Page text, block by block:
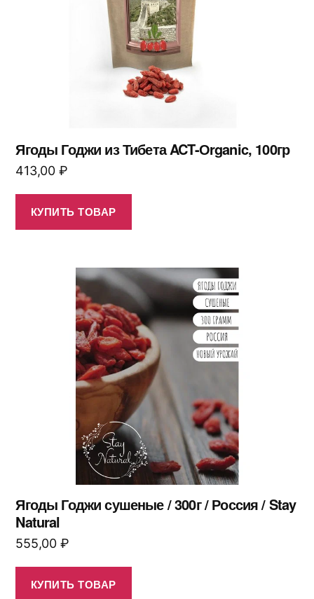
Ягоды Годжи из Тибета ACT-Оrganic, 100гр
413,00 ₽
КУПИТЬ ТОВАР
Ягоды Годжи сушеные / 300г / Россия / Stay
Natural
555,00 ₽
КУПИТЬ ТОВАР